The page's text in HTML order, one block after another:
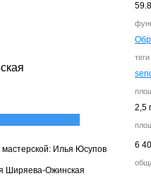
теги
2,5
6
мастерской: Илья Юсупов
Ширяева-Ожинская